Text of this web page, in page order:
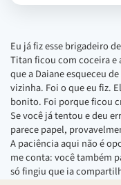
Eu já fiz esse brigadeiro
Titan ficou com coceira e
que a Daiane esqueceu
vizinha. Foi o que eu fiz.
bonito. Foi porque ficou
Se você já tentou e deu
parece papel,
A paciência aqui não é
me conta: você também
só fingiu que ia